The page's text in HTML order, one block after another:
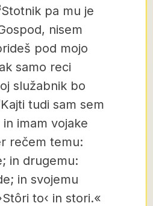
Stotnik pa mu je
nisem
pod mojo
samo reci
služabnik bo
Kajti tudi sam sem
imam vojake
rečem temu:
in drugemu:
in svojemu
to‹ in stori.«